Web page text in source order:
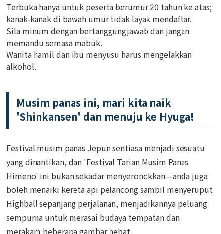
Terbuka hanya untuk peserta berumur 20 tahun ke atas;
kanak-kanak di bawah umur tidak layak mendaftar.
Sila minum dengan bertanggungjawab dan jangan
memandu semasa mabuk.
Wanita hamil dan ibu menyusu harus mengelakkan
alkohol.
Musim panas ini, mari kita naik
'Shinkansen' dan menuju ke Hyuga!
Festival musim panas Jepun sentiasa menjadi sesuatu
yang dinantikan, dan 'Festival Tarian Musim Panas
Himeno' ini bukan sekadar menyeronokkan—anda juga
boleh menaiki kereta api pelancong sambil menyeruput
Highball sepanjang perjalanan, menjadikannya peluang
sempurna untuk merasai budaya tempatan dan
merakam beberapa gambar hebat.